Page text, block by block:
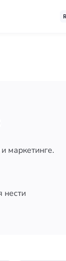
маркетинге.
нести